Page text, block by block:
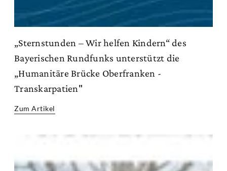
„Sternstunden – Wir helfen Kindern“ des
Bayerischen Rundfunks unterstützt die
„Humanitäre Brücke Oberfranken -
Transkarpatien"
Zum Artikel